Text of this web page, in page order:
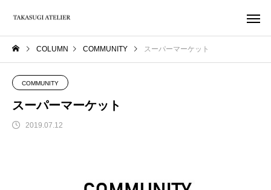
COLUMN COMMUNITY スーパーマーケット
COMMUNITY
スーパーマーケット
2019.07.12